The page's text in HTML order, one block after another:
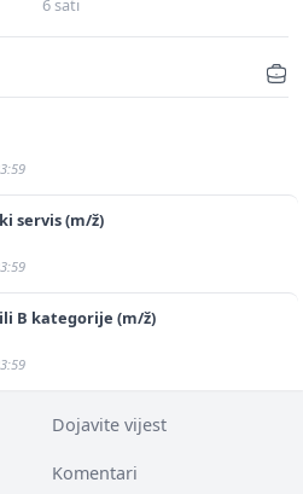
6 sati
servis (m/ž)
B kategorije (m/ž)
Dojavite vijest
Komentari